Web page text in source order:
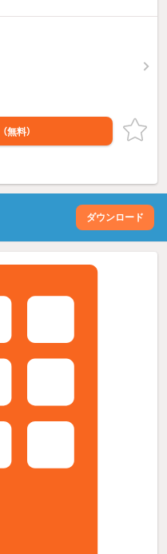
（無料）
ダウンロード